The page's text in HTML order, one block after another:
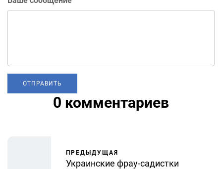
0 комментариев
ПРЕДЫДУЩАЯ
Украинские фрау-садистки